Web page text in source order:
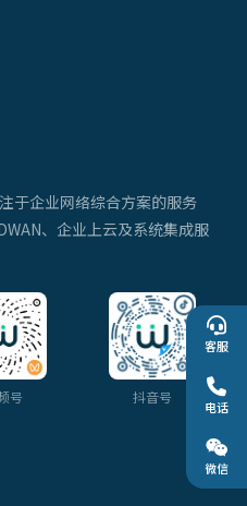
于企业网络综合方案的服务
、企业上云及系统集成服
号 抖音号
客服
电话
微信